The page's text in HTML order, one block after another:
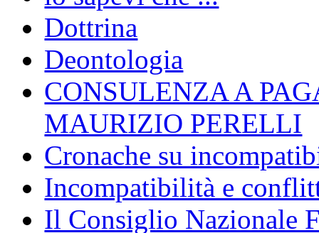
Dottrina
Deontologia
CONSULENZA A
MAURIZIO PERELLI
Cronache su
Incompatibilità e
Il Consiglio Nazionale